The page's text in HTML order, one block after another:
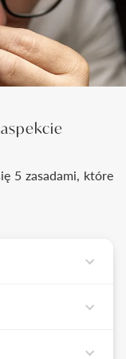
5 zasadami, które
i